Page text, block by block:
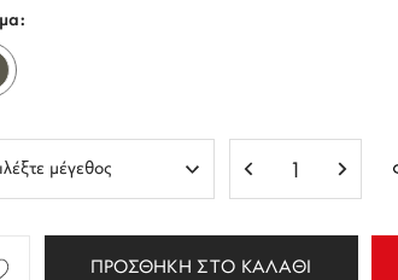
ΠΡΟΣΘΗΚΗ ΣΤΟ ΚΑΛΑΘΙ